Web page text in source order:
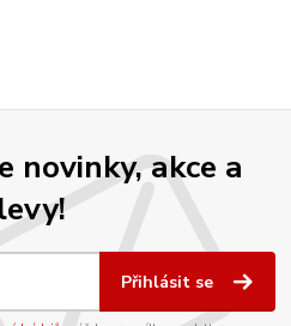
novinky, akce a
Přihlásit se